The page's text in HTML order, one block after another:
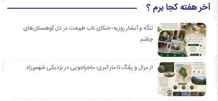
آخر هفته کجا برم ؟
تنگه و آبشار روزیه؛ خنکای ناب طبیعت در دل کوهستان‌های
چاشم
از مرال و پلنگ تا مار کبری؛ ماجراجویی در نزدیکی شهمیرزاد